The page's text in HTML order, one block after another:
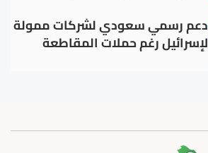
دعم رسمي سعودي لشركات ممولة
لإسرائيل رغم حملات المقاطعة